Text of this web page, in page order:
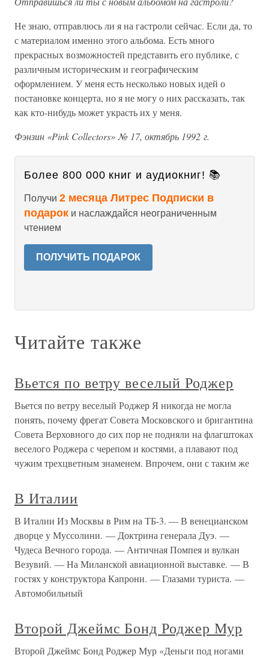
Не знаю, отправлюсь ли я на гастроли сейчас. Если да, то
с материалом именно этого альбома. Есть много
прекрасных возможностей представить его публике, с
различным историческим и географическим
оформлением. У меня есть несколько новых идей о
постановке концерта, но я не могу о них рассказать, так
как кто-нибудь может украсть их у меня.
Фэнзин «Pink Collectors» № 17, октябрь 1992 г.
Более 800 000 книг и аудиокниг! 📚
Получи 2 месяца Литрес Подписки в
подарок и наслаждайся неограниченным
чтением
ПОЛУЧИТЬ ПОДАРОК
Читайте также
Вьется по ветру веселый Роджер
Вьется по ветру веселый Роджер Я никогда не могла
понять, почему фрегат Совета Московского и бригантина
Совета Верховного до сих пор не подняли на флагштоках
веселого Роджера с черепом и костями, а плавают под
чужим трехцветным знаменем. Впрочем, они с таким же
В Италии
В Италии Из Москвы в Рим на ТБ-3. — В венецианском
дворце у Муссолини. — Доктрина генерала Дуэ. —
Чудеса Вечного города. — Античная Помпея и вулкан
Везувий. — На Миланской авиационной выставке. — В
гостях у конструктора Капрони. — Глазами туриста. —
Автомобильный
Второй Джеймс Бонд Роджер Мур
Второй Джеймс Бонд Роджер Мур «Деньги под ногами